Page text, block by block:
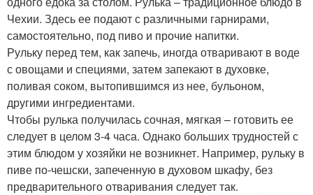
Чехии. Здесь ее подают с различными гарнирами,
самостоятельно, под пиво и прочие напитки.
Рульку перед тем, как запечь, иногда отваривают в воде
с овощами и специями, затем запекают в духовке,
поливая соком, вытопившимся из нее, бульоном,
другими ингредиентами.
Чтобы рулька получилась сочная, мягкая – готовить ее
следует в целом 3-4 часа. Однако больших трудностей с
этим блюдом у хозяйки не возникнет. Например, рульку в
пиве по-чешски, запеченную в духовом шкафу, без
предварительного отваривания следует так.